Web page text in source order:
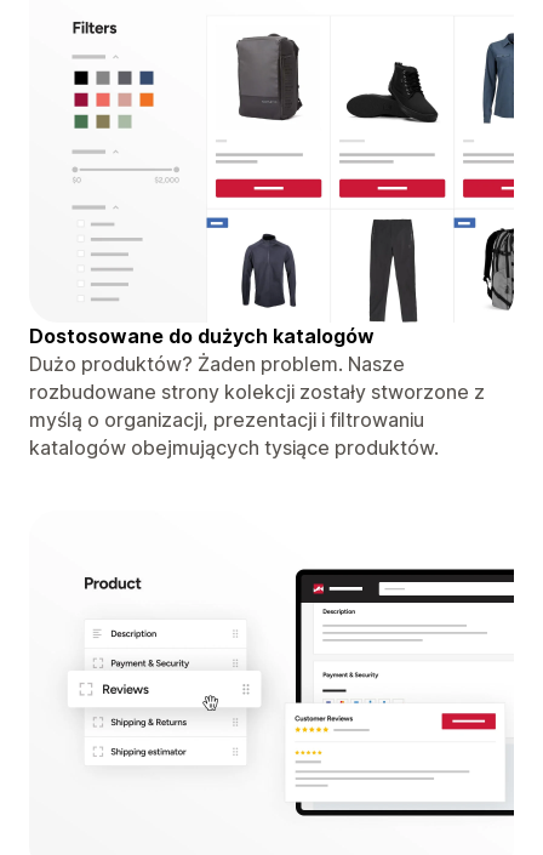
Dostosowane do dużych katalogów
Dużo produktów? Żaden problem. Nasze
rozbudowane strony kolekcji zostały stworzone z
myślą o organizacji, prezentacji i filtrowaniu
katalogów obejmujących tysiące produktów.